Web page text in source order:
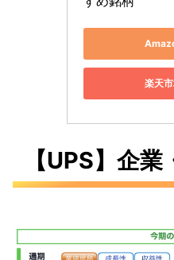
楽天
【UPS】企